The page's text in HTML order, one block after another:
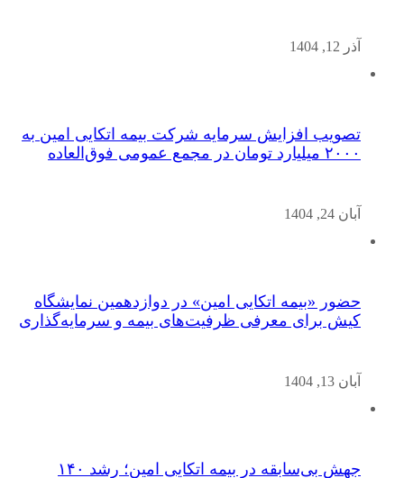
آذر 12, 1404
تصویب افزایش سرمایه شرکت بیمه اتکایی امین به
۲۰۰۰ میلیارد تومان در مجمع عمومی فوق‌العاده
آبان 24, 1404
حضور «بیمه اتکایی امین» در دوازدهمین نمایشگاه
کیش برای معرفی ظرفیت‌های بیمه و سرمایه‌گذاری
آبان 13, 1404
جهش بی‌سابقه در بیمه اتکایی امین؛ رشد ۱۴۰